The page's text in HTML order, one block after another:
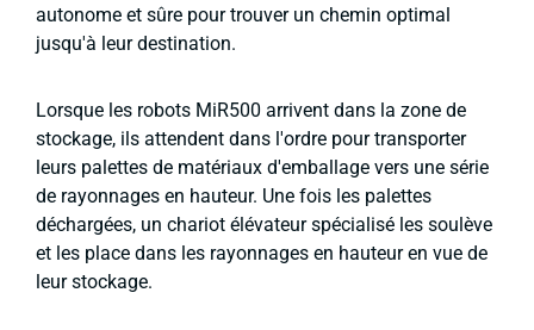
autonome et sûre pour trouver un chemin optimal
jusqu'à leur destination.
Lorsque les robots MiR500 arrivent dans la zone de
stockage, ils attendent dans l'ordre pour transporter
leurs palettes de matériaux d'emballage vers une série
de rayonnages en hauteur. Une fois les palettes
déchargées, un chariot élévateur spécialisé les soulève
et les place dans les rayonnages en hauteur en vue de
leur stockage.